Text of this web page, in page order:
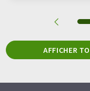
AFFICHER